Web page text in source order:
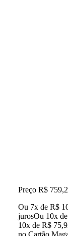
Preço R$
Ou 7x de R$
jurosOu 10x
10x de R$
no Cartão